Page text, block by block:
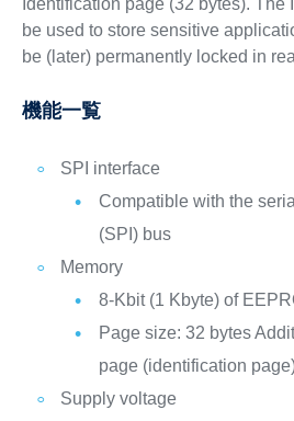
Identification page (32 bytes). The
be used to store sensitive
be (later) permanently locked in
機能一覧
SPI interface
Compatible with the
(SPI) bus
Memory
8-Kbit (1 Kbyte) of
Page size: 32 bytes
page (identification
Supply voltage